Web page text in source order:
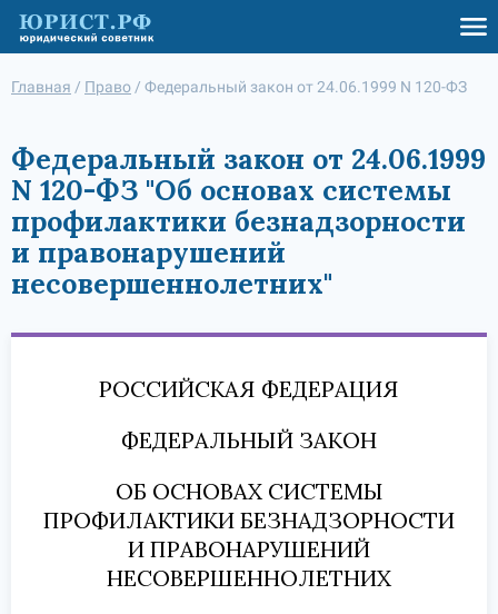
Главная / Право / Федеральный закон от 24.06.1999 N 120-ФЗ
Федеральный закон от 24.06.1999
N 120-ФЗ "Об основах системы
профилактики безнадзорности
и правонарушений
несовершеннолетних"
РОССИЙСКАЯ ФЕДЕРАЦИЯ
ФЕДЕРАЛЬНЫЙ ЗАКОН
ОБ ОСНОВАХ СИСТЕМЫ
ПРОФИЛАКТИКИ БЕЗНАДЗОРНОСТИ
И ПРАВОНАРУШЕНИЙ
НЕСОВЕРШЕННОЛЕТНИХ